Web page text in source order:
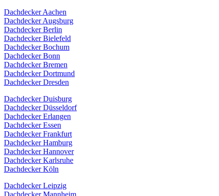
Dachdecker Aachen
Dachdecker Augsburg
Dachdecker Berlin
Dachdecker Bielefeld
Dachdecker Bochum
Dachdecker Bonn
Dachdecker Bremen
Dachdecker Dortmund
Dachdecker Dresden
Dachdecker Duisburg
Dachdecker Düsseldorf
Dachdecker Erlangen
Dachdecker Essen
Dachdecker Frankfurt
Dachdecker Hamburg
Dachdecker Hannover
Dachdecker Karlsruhe
Dachdecker Köln
Dachdecker Leipzig
Dachdecker Mannheim